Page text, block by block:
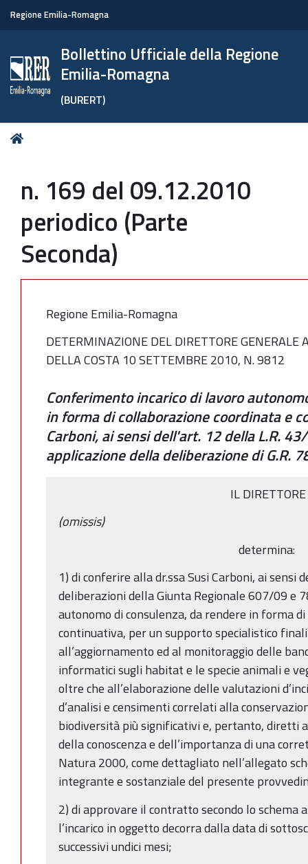
Regione Emilia-Romagna
Bollettino Ufficiale della Regione
Emilia-Romagna
(BURERT)
Tu
n. 169 del 09.12.2010
periodico (Parte
Seconda)
Regione Emilia-Romagna
DETERMINAZIONE DEL DIRETTORE GENERALE
DELLA COSTA 10 SETTEMBRE 2010, N. 9812
Conferimento incarico di lavoro
in forma di collaborazione coordinata e
Carboni, ai sensi dell'art. 12 della L.R.
applicazione della deliberazione di G.R.
IL DIRETTORE
(omissis)
determina:
1) di conferire alla dr.ssa Susi Carboni, ai sensi
deliberazioni della Giunta Regionale 607/09 e
autonomo di consulenza, da rendere in forma
continuativa, per un supporto specialistico
all’aggiornamento ed al monitoraggio delle
informatici sugli habitat e le specie animali e
oltre che all’elaborazione delle valutazioni
d’analisi e censimenti correlati alla
biodiversità più significativi e, pertanto, diretti
della conoscenza e dell’importanza di una
Natura 2000, come dettagliato nell’allegato
integrante e sostanziale del presente
2) di approvare il contratto secondo lo schema
l’incarico in oggetto decorra dalla data di
successivi undici mesi;